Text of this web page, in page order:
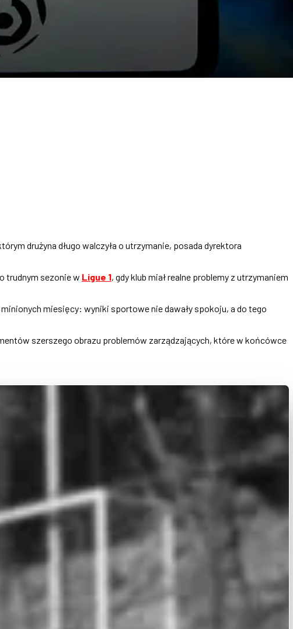
drużyna długo walczyła o utrzymanie, posada dyrektora
trudnym sezonie w Ligue 1, gdy klub miał realne problemy z utrzymaniem
miesięcy: wyniki sportowe nie dawały spokoju, a do tego
szerszego obrazu problemów zarządzających, które w końcówce